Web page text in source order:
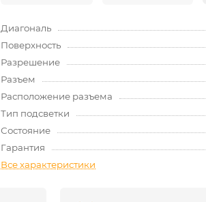
Диагональ
Поверхность
Разрешение
Разъем
Расположение разъема
Тип подсветки
Состояние
Гарантия
Все характеристики